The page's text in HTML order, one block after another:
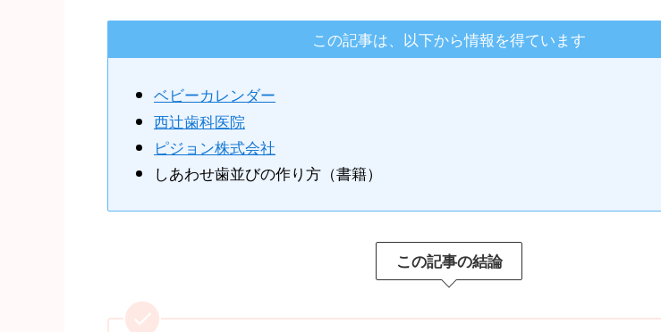
この記事は、以下から情報を得ています
ベビーカレンダー
西辻歯科医院
ピジョン株式会社
しあわせ歯並びの作り方（書籍）
この記事の結論